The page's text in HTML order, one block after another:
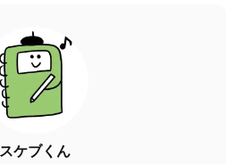
スケブくん